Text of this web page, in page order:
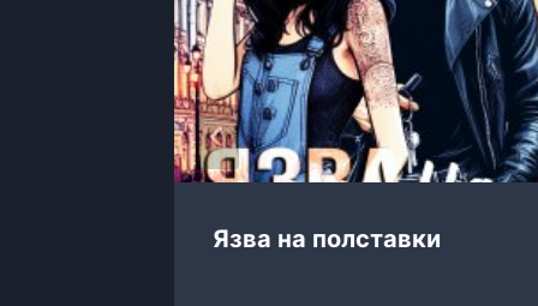
Язва на полставки